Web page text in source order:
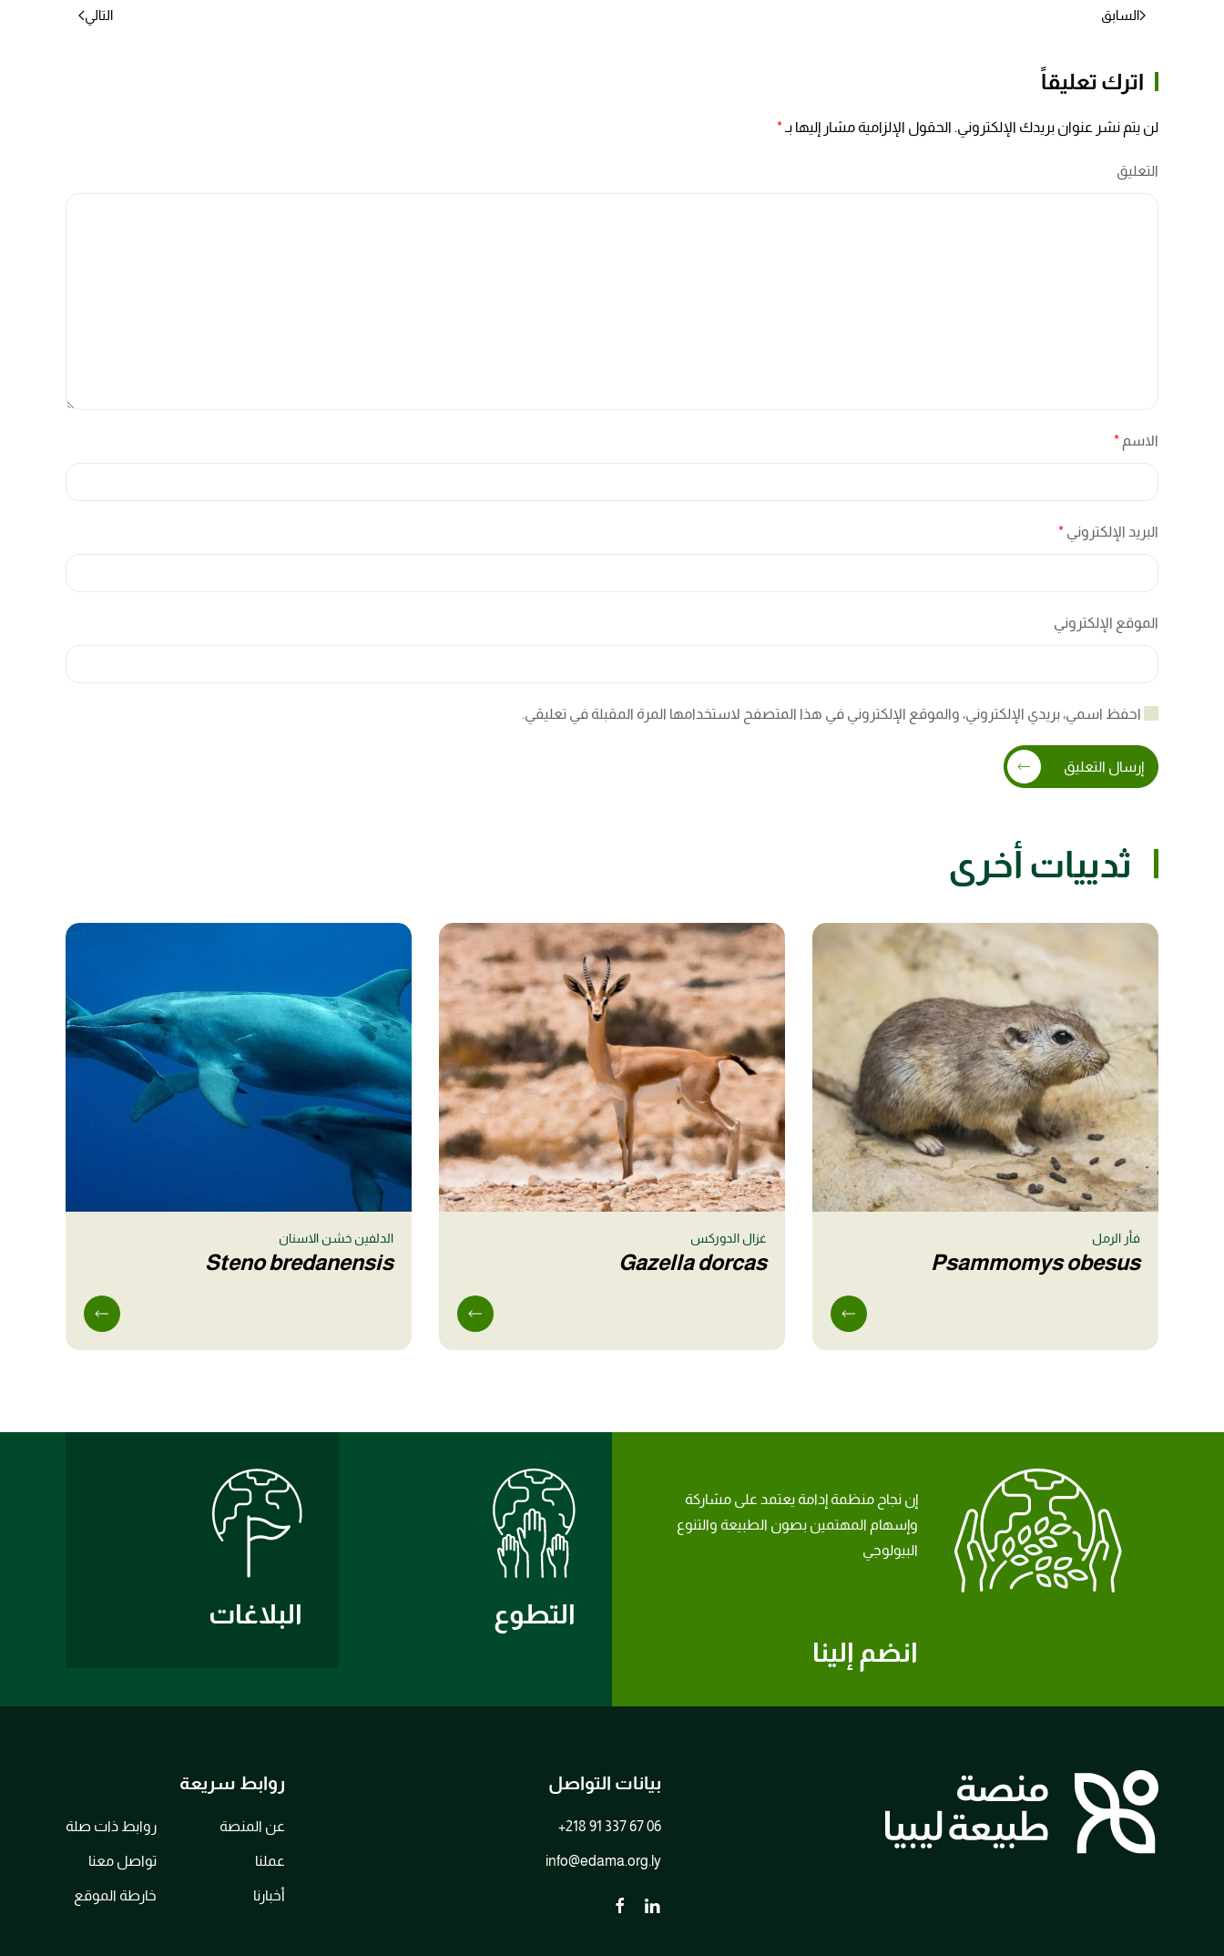
السابق التالي
اترك تعليقاً
لن يتم نشر عنوان بريدك الإلكتروني. الحقول الإلزامية مشار إليها بـ*
التعليق
الاسم *
البريد الإلكتروني *
الموقع الإلكتروني
احفظ اسمي، بريدي الإلكتروني، والموقع الإلكتروني في هذا المتصفح لاستخدامها المرة المقبلة في تعليقي.
إرسال التعليق
ثدييات أخرى
فأر الرمل
Psammomys obesus
غزال الدوركس
Gazella dorcas
الدلفين خشن الاسنان
Steno bredanensis
انضم إلينا
إن نجاح منظمة إدامة يعتمد على مشاركة
وإسهام المهتمين بصون الطبيعة والتنوع
البيولوجي
التطوع البلاغات
بيانات التواصل
+218 91 337 67 06
info@edama.org.ly
روابط سريعة
عن المنصة
عملنا
أخبارنا
روابط ذات صلة
تواصل معنا
خارطة الموقع